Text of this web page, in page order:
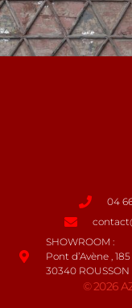
04
SHOWROOM :
Pont d’Avène ,
30340 ROUSSON
© 2026